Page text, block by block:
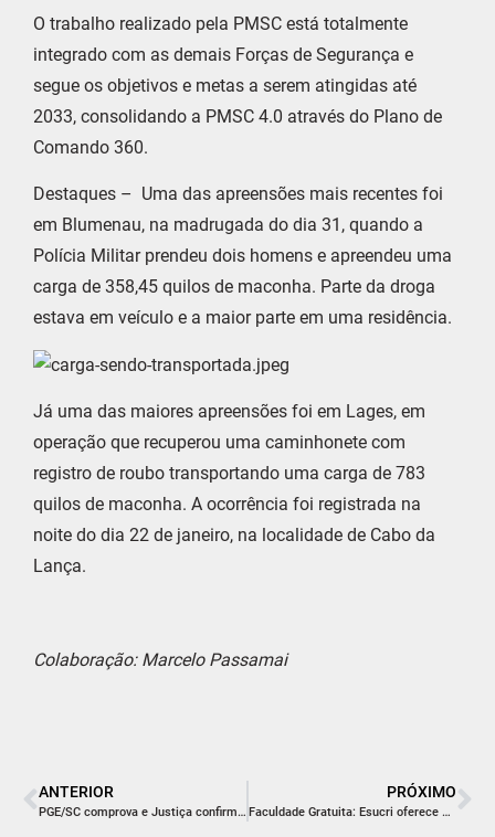
O trabalho realizado pela PMSC está totalmente
integrado com as demais Forças de Segurança e
segue os objetivos e metas a serem atingidas até
2033, consolidando a PMSC 4.0 através do Plano de
Comando 360.
Destaques – Uma das apreensões mais recentes foi
em Blumenau, na madrugada do dia 31, quando a
Polícia Militar prendeu dois homens e apreendeu uma
carga de 358,45 quilos de maconha. Parte da droga
estava em veículo e a maior parte em uma residência.
Já uma das maiores apreensões foi em Lages, em
operação que recuperou uma caminhonete com
registro de roubo transportando uma carga de 783
quilos de maconha. A ocorrência foi registrada na
noite do dia 22 de janeiro, na localidade de Cabo da
Lança.
Colaboração: Marcelo Passamai
ANTERIOR
PGE/SC comprova e Justiça confirma competência da Polícia Militar Ambiental para julgar autos de infração ambiental
PRÓXIMO
Faculdade Gratuita: Esucri oferece bolsas de até 100%